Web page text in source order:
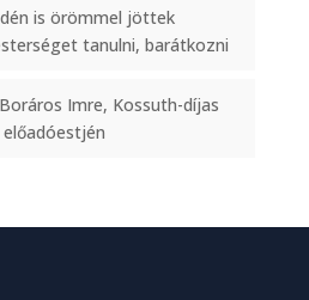
is örömmel jöttek
tanulni, barátkozni
Imre, Kossuth-díjas